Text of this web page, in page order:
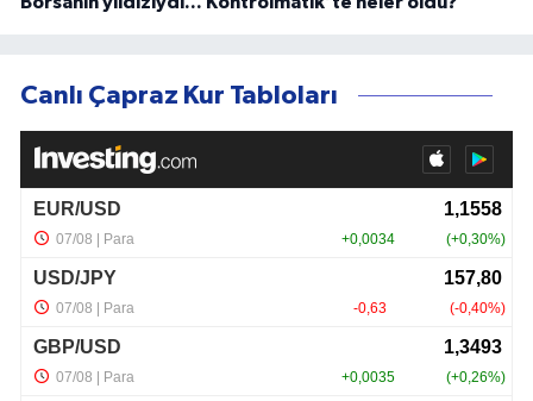
Canlı Çapraz Kur Tabloları